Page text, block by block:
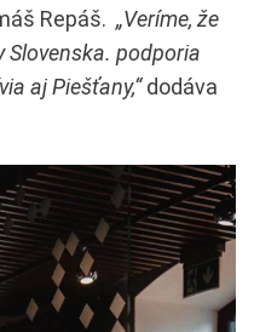
Repáš. „Veríme, že
Slovenska. podporia
aj Piešťany,“dodáva